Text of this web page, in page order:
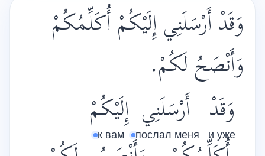
وَقَدْ أَرْسَلَنِي إِلَيْكُمْ أُكَلِّمُكُمْ
وَأَنْصَحُ لَكُمْ.
وَقَدْ
и уже
أَرْسَلَنِي
послал меня
إِلَيْكُمْ
к вам